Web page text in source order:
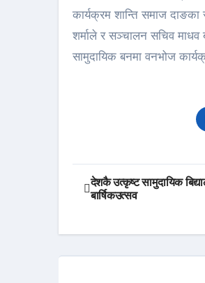
कार्यक्रम शान्ति समाज दाङका
शर्माले र सञ्चालन सचिव माधव
सामुदायिक बनमा वनभोज
Post
navigation
देशकै उत्कृष्ट सामुदायिक
बार्षिकउत्सव